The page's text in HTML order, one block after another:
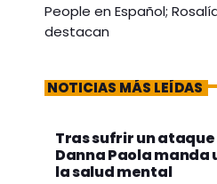
People en Español;
destacan
NOTICIAS MÁS LEÍDAS
Tras sufrir un
Danna Paola manda
la salud mental